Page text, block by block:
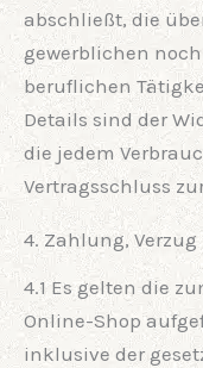
abschließt, die
gewerblichen
beruflichen
Details sind der
die jedem
Vertragsschluss
4. Zahlung, Verzug
4.1 Es gelten die
Online-Shop
inklusive der